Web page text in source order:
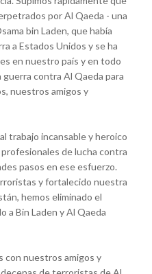
por Al Qaeda - una
bin Laden, que había
a Estados Unidos y se ha
en nuestro país y en todo
guerra contra Al Qaeda para
nuestros amigos y
trabajo incansable y heroico
de lucha contra
pasos en ese esfuerzo.
y fortalecido nuestra
hemos eliminado el
a Bin Laden y Al Qaeda
con nuestros amigos y